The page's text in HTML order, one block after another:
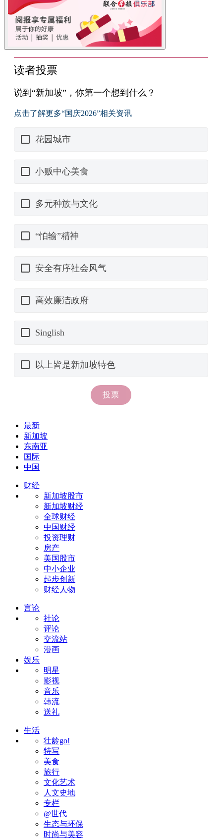
最新
新加坡
东南亚
国际
中国
财经
新加坡股市
新加坡财经
全球财经
中国财经
投资理财
房产
美国股市
中小企业
起步创新
财经人物
言论
社论
评论
交流站
漫画
娱乐
明星
影视
音乐
韩流
送礼
生活
壮龄go!
特写
美食
旅行
文化艺术
人文史地
专栏
@世代
生态与环保
时尚与美容